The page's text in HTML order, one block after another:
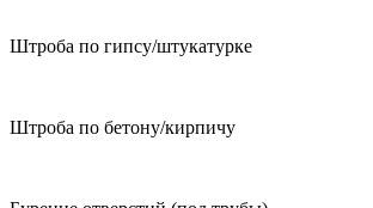
Штроба по гипсу/штукатурке
Штроба по бетону/кирпичу